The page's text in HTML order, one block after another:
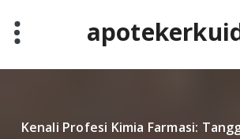
content
Kenali Profesi Kimia Farmasi: